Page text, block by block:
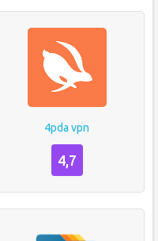
4pda vpn
4,7